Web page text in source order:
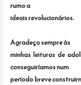
rumo a
ideais revolucionários.
Agradeço sempre às
minhas leituras de
conseguiríamos num
período breve